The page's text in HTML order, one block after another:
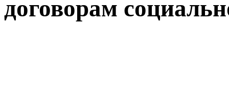
договорам